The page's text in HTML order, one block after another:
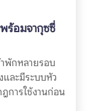
ร้อมจากุซซี่
พักหลายรอบ
ละมีระบบหัว
การใช้งานก่อน